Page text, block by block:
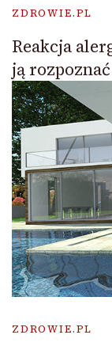
ZDROWIE.PL
Reakcja
ją
ZDROWIE.PL